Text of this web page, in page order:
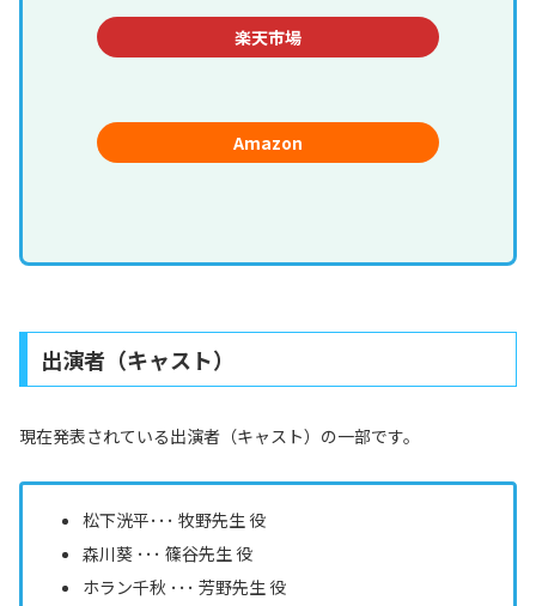
楽天市場
Amazon
出演者（キャスト）
現在発表されている出演者（キャスト）の一部です。
松下洸平･･･ 牧野先生 役
森川葵 ･･･ 篠谷先生 役
ホラン千秋 ･･･ 芳野先生 役